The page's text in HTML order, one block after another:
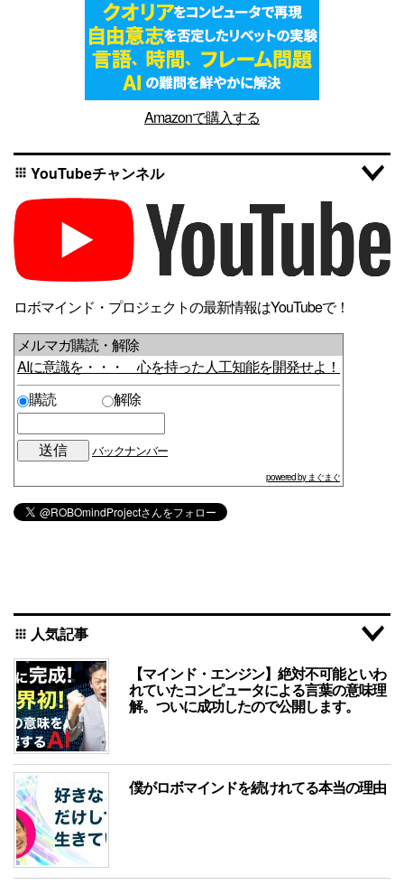
Amazonで購入する
apps YouTubeチャンネル
ロボマインド・プロジェクトの最新情報はYouTubeで！
メルマガ購読・解除
AIに意識を・・・ 心を持った人工知能を開発せよ！
購読
解除
バックナンバー
powered by まぐまぐ
apps 人気記事
【マインド・エンジン】絶対不可能といわ
れていたコンピュータによる言葉の意味理
解。ついに成功したので公開します。
僕がロボマインドを続けれてる本当の理由